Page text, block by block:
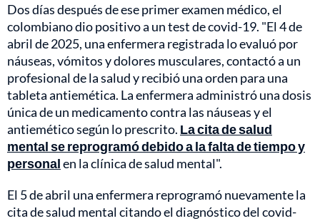
Dos días después de ese primer examen médico, el
colombiano dio positivo a un test de covid-19. "El 4 de
abril de 2025, una enfermera registrada lo evaluó por
náuseas, vómitos y dolores musculares, contactó a un
profesional de la salud y recibió una orden para una
tableta antiemética. La enfermera administró una dosis
única de un medicamento contra las náuseas y el
antiemético según lo prescrito. La cita de salud
mental se reprogramó debido a la falta de tiempo y
personalen la clínica de salud mental".
El 5 de abril una enfermera reprogramó nuevamente la
cita de salud mental citando el diagnóstico del covid-